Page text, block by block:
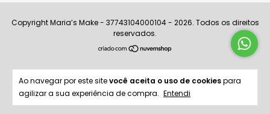
Ao navegar por este sitevocê aceita o uso de cookiespara
agilizar a sua experiência de compra. Entendi
Copyright Maria’s Make - 37743104000104 - 2026. Todos os direitos
reservados.